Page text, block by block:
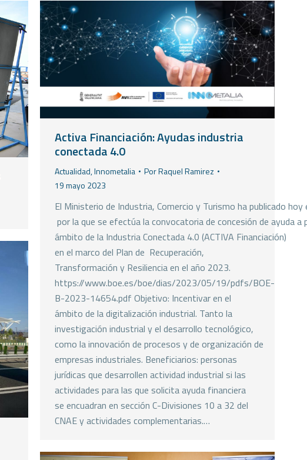
Activa Financiación: Ayudas industria
conectada 4.0
Actualidad,Innometalia PorRaquel Ramirez
19 mayo 2023
El Ministerio de Industria, Comercio y Turismo ha publicado
por la que se efectúa la convocatoria de concesión de ayuda
ámbito de la Industria Conectada 4.0 (ACTIVA Financiación)
en el marco del Plan de Recuperación,
Transformación y Resiliencia en el año 2023.
https://www.boe.es/boe/dias/2023/05/19/pdfs/BOE-
B-2023-14654.pdf Objetivo: Incentivar en el
ámbito de la digitalización industrial. Tanto la
investigación industrial y el desarrollo tecnológico,
como la innovación de procesos y de organización de
empresas industriales. Beneficiarios: personas
jurídicas que desarrollen actividad industrial si las
actividades para las que solicita ayuda financiera
se encuadran en sección C-Divisiones 10 a 32 del
CNAE y actividades complementarias.…